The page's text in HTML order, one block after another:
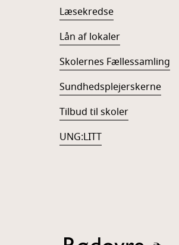
Læsekredse
Lån af lokaler
Skolernes Fællessamling
Sundhedsplejerskerne
Tilbud til skoler
UNG:LITT